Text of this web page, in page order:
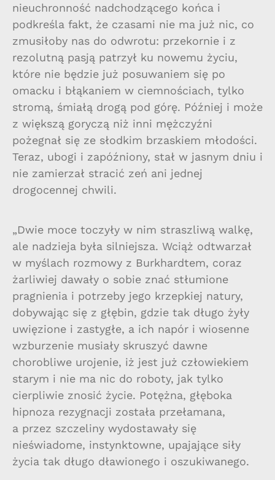
nieuchronność nadchodzącego końca i
podkreśla fakt, że czasami nie ma już nic, co
zmusiłoby nas do odwrotu: przekornie i z
rezolutną pasją patrzył ku nowemu życiu,
które nie będzie już posuwaniem się po
omacku i błąkaniem w ciemnościach, tylko
stromą, śmiałą drogą pod górę. Później i może
z większą goryczą niż inni mężczyźni
pożegnał się ze słodkim brzaskiem młodości.
Teraz, ubogi i zapóźniony, stał w jasnym dniu i
nie zamierzał stracić zeń ani jednej
drogocennej chwili.
„Dwie moce toczyły w nim straszliwą walkę,
ale nadzieja była silniejsza. Wciąż odtwarzał
w myślach rozmowy z Burkhardtem, coraz
żarliwiej dawały o sobie znać stłumione
pragnienia i potrzeby jego krzepkiej natury,
dobywając się z głębin, gdzie tak długo żyły
uwięzione i zastygłe, a ich napór i wiosenne
wzburzenie musiały skruszyć dawne
chorobliwe urojenie, iż jest już człowiekiem
starym i nie ma nic do roboty, jak tylko
cierpliwie znosić życie. Potężna, głęboka
hipnoza rezygnacji została przełamana,
a przez szczeliny wydostawały się
nieświadome, instynktowne, upajające siły
życia tak długo dławionego i oszukiwanego.